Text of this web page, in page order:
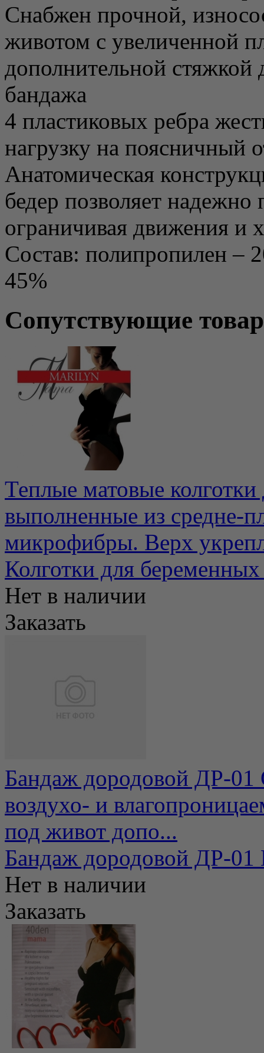
Снабжен прочной,
животом с увеличенной
дополнительной
бандажа
4 пластиковых ребра
нагрузку на поясничный
Анатомическая
бедер позволяет
ограничивая движения и
Состав: полипропилен –
45%
Сопутствующие
Теплые матовые
выполненные из средне-
микрофибры. Верх
Колготки для
Нет в наличии
Заказать
Бандаж дородовой ДР-01
воздухо- и
под живот допо...
Бандаж дородовой ДР-01
Нет в наличии
Заказать